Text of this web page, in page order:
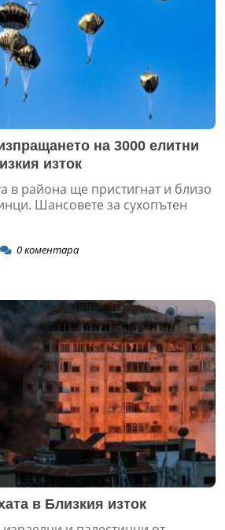
на 3000 елитни
изток
в района ще пристигнат и близо
Шансовете за сухопътен
0коментара
в Близкия изток